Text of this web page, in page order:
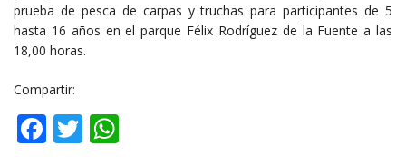
prueba de pesca de carpas y truchas para participantes de 5
hasta 16 años en el parque Félix Rodríguez de la Fuente a las
18,00 horas.
Compartir:
Facebook
Twitter